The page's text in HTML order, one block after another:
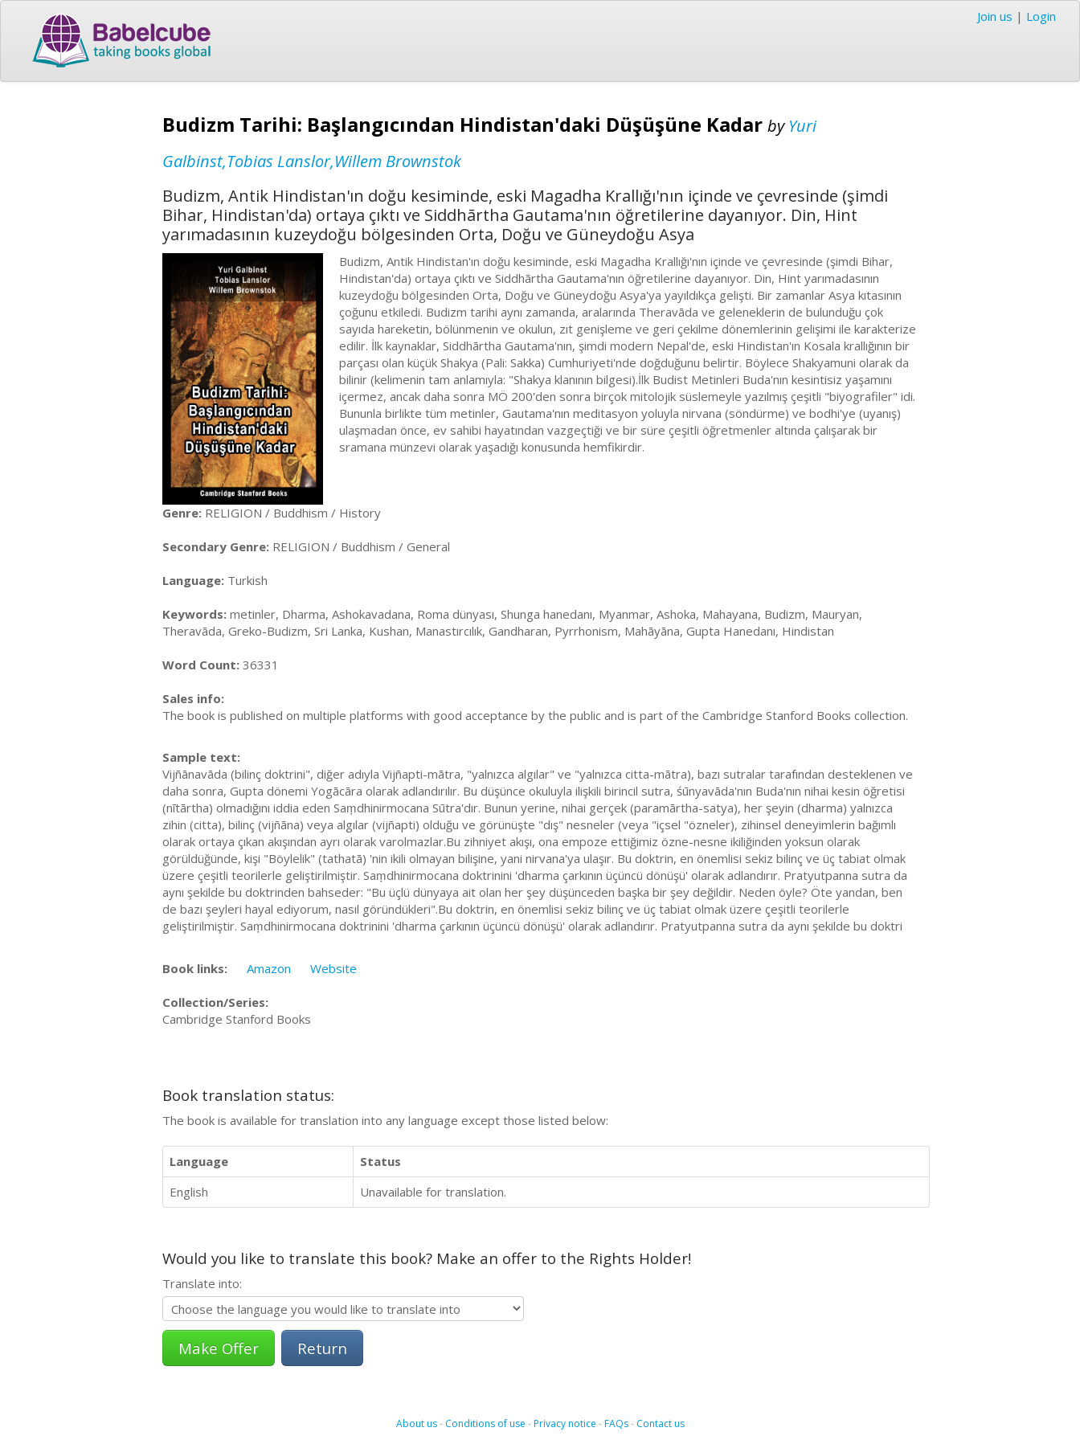
Join us | Login
Budizm Tarihi: Başlangıcından Hindistan'daki Düşüşüne Kadar by Yuri
Galbinst,Tobias Lanslor,Willem Brownstok
Budizm, Antik Hindistan'ın doğu kesiminde, eski Magadha Krallığı'nın içinde ve çevresinde (şimdi
Bihar, Hindistan'da) ortaya çıktı ve Siddhārtha Gautama'nın öğretilerine dayanıyor. Din, Hint
yarımadasının kuzeydoğu bölgesinden Orta, Doğu ve Güneydoğu Asya
Budizm, Antik Hindistan'ın doğu kesiminde, eski Magadha Krallığı'nın içinde ve çevresinde (şimdi Bihar,
Hindistan'da) ortaya çıktı ve Siddhārtha Gautama'nın öğretilerine dayanıyor. Din, Hint yarımadasının
kuzeydoğu bölgesinden Orta, Doğu ve Güneydoğu Asya'ya yayıldıkça gelişti. Bir zamanlar Asya kıtasının
çoğunu etkiledi. Budizm tarihi aynı zamanda, aralarında Theravāda ve geleneklerin de bulunduğu çok
sayıda hareketin, bölünmenin ve okulun, zıt genişleme ve geri çekilme dönemlerinin gelişimi ile karakterize
edilir. İlk kaynaklar, Siddhārtha Gautama'nın, şimdi modern Nepal'de, eski Hindistan'ın Kosala krallığının bir
parçası olan küçük Shakya (Pali: Sakka) Cumhuriyeti'nde doğduğunu belirtir. Böylece Shakyamuni olarak da
bilinir (kelimenin tam anlamıyla: "Shakya klanının bilgesi).İlk Budist Metinleri Buda'nın kesintisiz yaşamını
içermez, ancak daha sonra MÖ 200'den sonra birçok mitolojik süslemeyle yazılmış çeşitli "biyografiler" idi.
Bununla birlikte tüm metinler, Gautama'nın meditasyon yoluyla nirvana (söndürme) ve bodhi'ye (uyanış)
ulaşmadan önce, ev sahibi hayatından vazgeçtiği ve bir süre çeşitli öğretmenler altında çalışarak bir
sramana münzevi olarak yaşadığı konusunda hemfikirdir.
Genre: RELIGION / Buddhism / History
Secondary Genre: RELIGION / Buddhism / General
Language: Turkish
Keywords: metinler, Dharma, Ashokavadana, Roma dünyası, Shunga hanedanı, Myanmar, Ashoka, Mahayana, Budizm, Mauryan,
Theravāda, Greko-Budizm, Sri Lanka, Kushan, Manastırcılık, Gandharan, Pyrrhonism, Mahāyāna, Gupta Hanedanı, Hindistan
Word Count: 36331
Sales info:
The book is published on multiple platforms with good acceptance by the public and is part of the Cambridge Stanford Books collection.
Sample text:
Vijñānavāda (bilinç doktrini", diğer adıyla Vijñapti-mātra, "yalnızca algılar" ve "yalnızca citta-mātra), bazı sutralar tarafından desteklenen ve
daha sonra, Gupta dönemi Yogācāra olarak adlandırılır. Bu düşünce okuluyla ilişkili birincil sutra, śūnyavāda'nın Buda'nın nihai kesin öğretisi
(nītārtha) olmadığını iddia eden Saṃdhinirmocana Sūtra'dır. Bunun yerine, nihai gerçek (paramārtha-satya), her şeyin (dharma) yalnızca
zihin (citta), bilinç (vijñāna) veya algılar (vijñapti) olduğu ve görünüşte "dış" nesneler (veya "içsel "özneler), zihinsel deneyimlerin bağımlı
olarak ortaya çıkan akışından ayrı olarak varolmazlar.Bu zihniyet akışı, ona empoze ettiğimiz özne-nesne ikiliğinden yoksun olarak
görüldüğünde, kişi "Böylelik" (tathatā) 'nin ikili olmayan bilişine, yani nirvana'ya ulaşır. Bu doktrin, en önemlisi sekiz bilinç ve üç tabiat olmak
üzere çeşitli teorilerle geliştirilmiştir. Saṃdhinirmocana doktrinini 'dharma çarkının üçüncü dönüşü' olarak adlandırır. Pratyutpanna sutra da
aynı şekilde bu doktrinden bahseder: "Bu üçlü dünyaya ait olan her şey düşünceden başka bir şey değildir. Neden öyle? Öte yandan, ben
de bazı şeyleri hayal ediyorum, nasıl göründükleri".Bu doktrin, en önemlisi sekiz bilinç ve üç tabiat olmak üzere çeşitli teorilerle
geliştirilmiştir. Saṃdhinirmocana doktrinini 'dharma çarkının üçüncü dönüşü' olarak adlandırır. Pratyutpanna sutra da aynı şekilde bu doktri
Book links: Amazon Website
Collection/Series:
Cambridge Stanford Books
Book translation status:
The book is available for translation into any language except those listed below:
Language
Status
English
Unavailable for translation.
Would you like to translate this book? Make an offer to the Rights Holder!
Translate into:
Return
About us- Conditions of use -Privacy notice -FAQs- Contact us